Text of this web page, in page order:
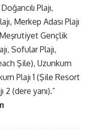
Plajı,
Merkep Adası Plajı
Meşrutiyet Gençlik
Sofular Plajı,
Şile), Uzunkum
Plajı 1 (Şile Resort
2 (dere yanı).”